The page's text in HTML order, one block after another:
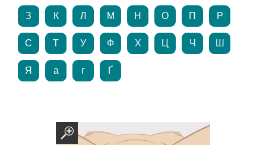
З К Л М Н О П Р
С Т У Ф Х Ц Ч Ш
Я а г Ґ